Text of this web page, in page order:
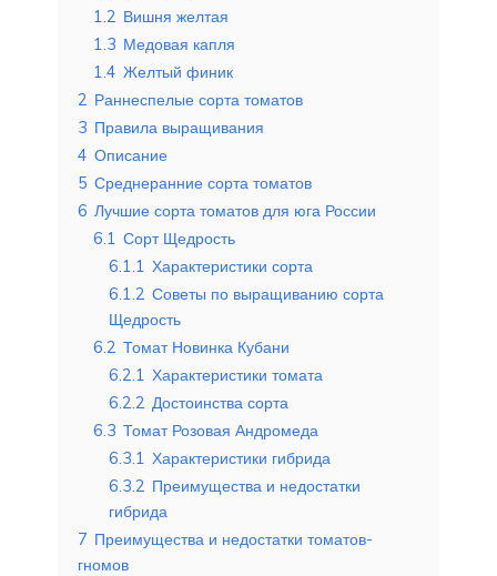
1.2 Вишня желтая
1.3 Медовая капля
1.4 Желтый финик
2 Раннеспелые сорта томатов
3 Правила выращивания
4 Описание
5 Среднеранние сорта томатов
6 Лучшие сорта томатов для юга России
6.1 Сорт Щедрость
6.1.1 Характеристики сорта
6.1.2 Советы по выращиванию сорта
Щедрость
6.2 Томат Новинка Кубани
6.2.1 Характеристики томата
6.2.2 Достоинства сорта
6.3 Томат Розовая Андромеда
6.3.1 Характеристики гибрида
6.3.2 Преимущества и недостатки
гибрида
7 Преимущества и недостатки томатов-
гномов